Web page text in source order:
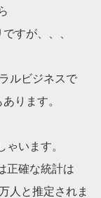
すが、、、
ルビジネスで
ります。
います。
正確な統計は
人と推定されま